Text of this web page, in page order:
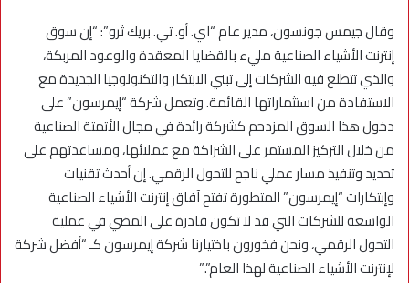
وقال جيمس جونسون، مدير عام “آي. أو. تي. بريك ثرو”: “إن سوق
إنترنت الأشياء الصناعية مليء بالقضايا المعقدة والوعود المربكة،
والذي تتطلع فيه الشركات إلى تبني الابتكار والتكنولوجيا الجديدة مع
الاستفادة من استثماراتها القائمة. وتعمل شركة “إيمرسون” على
دخول هذا السوق المزدحم كشركة رائدة في مجال الأتمتة الصناعية
من خلال التركيز المستمر على الشراكة مع عملائها، ومساعدتهم على
تحديد وتنفيذ مسار عملي ناجح للتحول الرقمي. إن أحدث تقنيات
وإبتكارات “إيمرسون” المتطورة تفتح آفاق إنترنت الأشياء الصناعية
الواسعة للشركات التي قد لا تكون قادرة على المضي في عملية
التحول الرقمي، ونحن فخورون باختيارنا شركة إيمرسون كـ “أفضل شركة
لإنترنت الأشياء الصناعية لهذا العام”.”